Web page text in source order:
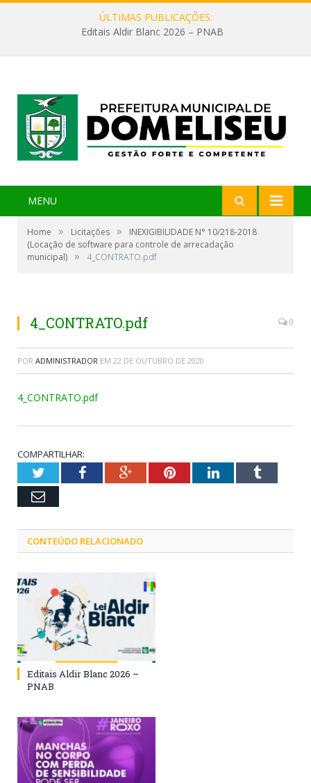
ÚLTIMAS PUBLICAÇÕES:
Editais Aldir Blanc 2026 – PNAB
MENU
Home » Licitações »
INEXIGIBILIDADE N° 10/218-2018
(Locação de software para controle de arrecadação
municipal) » 4_CONTRATO.pdf
4_CONTRATO.pdf 0
POR ADMINISTRADOR EM 22 DE OUTUBRO DE 2020
4_CONTRATO.pdf
COMPARTILHAR:
TwitterFacebookGoogle+PinterestLinkedInTumblr
Email
CONTEÚDO RELACIONADO
Editais Aldir Blanc 2026 –
PNAB